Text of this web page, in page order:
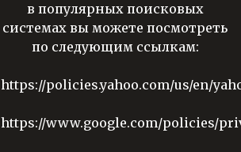
в популярных поисковых
системах вы можете посмотреть
по следующим ссылкам:
https://policies.yahoo.com/us/en/
https://www.google.com/policies/